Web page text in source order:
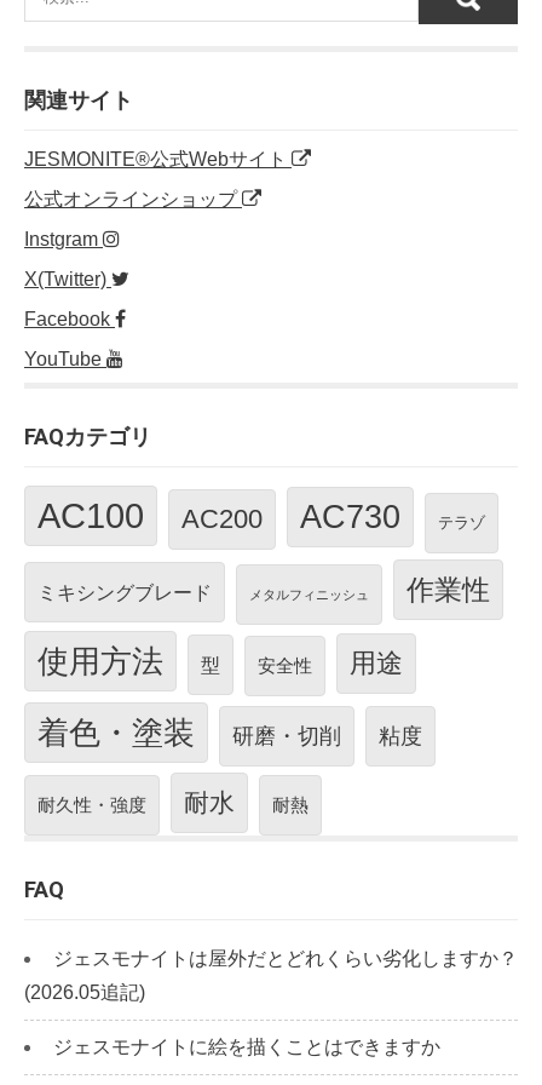
関連サイト
JESMONITE®公式Webサイト
公式オンラインショップ
Instgram
X(Twitter)
Facebook
YouTube
FAQカテゴリ
AC100 AC200 AC730 テラゾ
ミキシングブレード メタルフィニッシュ 作業性
使用方法 型 安全性 用途
着色・塗装 研磨・切削 粘度
耐久性・強度 耐水 耐熱
FAQ
ジェスモナイトは屋外だとどれくらい劣化しますか？
(2026.05追記)
ジェスモナイトに絵を描くことはできますか